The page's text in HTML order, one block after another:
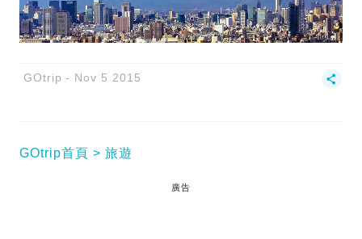
GOtrip Nov 5 2015
GOtrip首頁 旅遊
廣告